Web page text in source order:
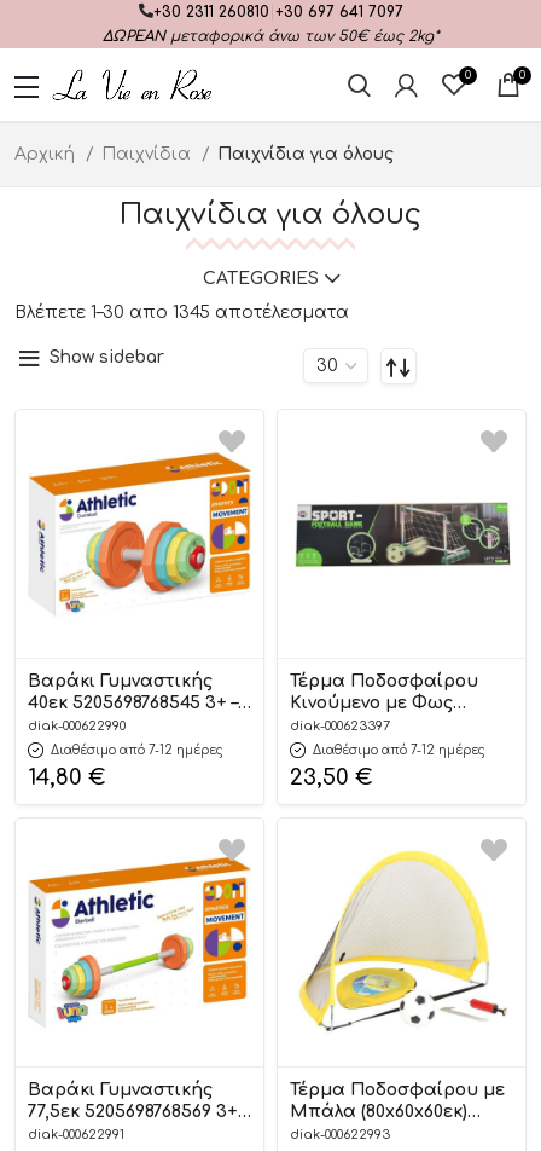
+30 2311 260810 +30 697 641 7097
ΔΩΡΕΑΝμεταφορικά άνω των 50€ έως 2kg*
0 0
Αρχική Παιχνίδια Παιχνίδια για όλους
Παιχνίδια για όλους
CATEGORIES
Βλέπετε 1–30 απο 1345 αποτέλεσματα
Show sidebar
Βαράκι Γυμναστικής
40εκ 5205698768545 3+ –
Luna
diak-000622990
Διαθέσιμο από 7-12 ημέρες
14,80 €
Τέρμα Ποδοσφαίρου
Κινούμενο με Φως
(61,5×30,5×43,5εκ)
5205698831867 3+ – Luna
diak-000623397
Διαθέσιμο από 7-12 ημέρες
23,50 €
Βαράκι Γυμναστικής
77,5εκ 5205698768569 3+ –
Luna
diak-000622991
Τέρμα Ποδοσφαίρου με
Μπάλα (80x60x60εκ)
5205698768606 – Luna
diak-000622993